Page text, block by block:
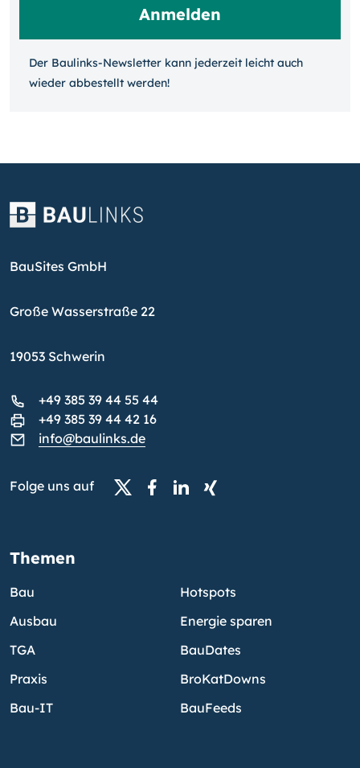
Der Baulinks-Newsletter kann jeder­zeit leicht auch
wieder ab­bestellt werden!
BauSites GmbH
Große Wasserstraße 22
19053 Schwerin
+49 385 39 44 55 44
+49 385 39 44 42 16
info@baulinks.de
Folge uns auf
Themen
Bau
Ausbau
TGA
Praxis
Bau-IT
Hotspots
Energie sparen
BauDates
BroKatDowns
BauFeeds